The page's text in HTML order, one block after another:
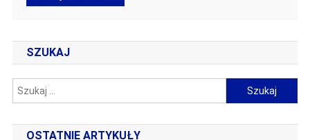
SZUKAJ
Szukaj:
OSTATNIE ARTYKUŁY